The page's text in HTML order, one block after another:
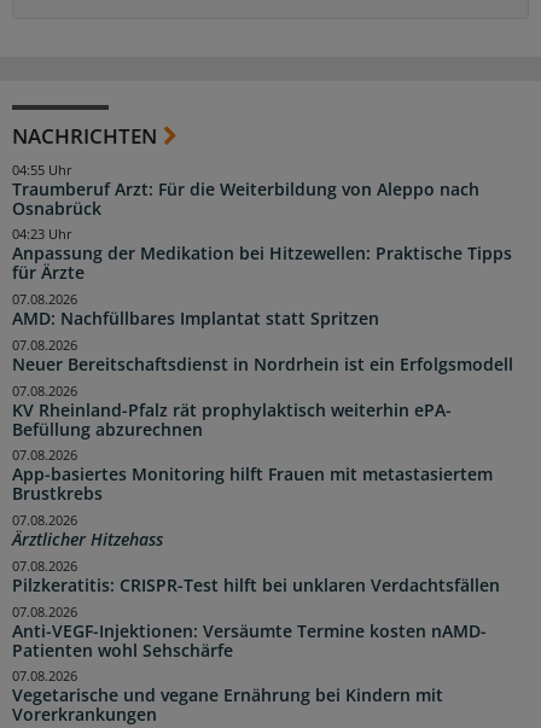
NACHRICHTEN
Traumberuf Arzt: Für die Weiterbildung von Aleppo nach
Osnabrück
04:55 Uhr
Anpassung der Medikation bei Hitzewellen: Praktische Tipps
für Ärzte
04:23 Uhr
AMD: Nachfüllbares Implantat statt Spritzen
07.08.2026
Neuer Bereitschaftsdienst in Nordrhein ist ein Erfolgsmodell
07.08.2026
KV Rheinland-Pfalz rät prophylaktisch weiterhin ePA-
Befüllung abzurechnen
07.08.2026
App-basiertes Monitoring hilft Frauen mit metastasiertem
Brustkrebs
07.08.2026
Ärztlicher Hitzehass
07.08.2026
Pilzkeratitis: CRISPR-Test hilft bei unklaren Verdachtsfällen
07.08.2026
Anti-VEGF-Injektionen: Versäumte Termine kosten nAMD-
Patienten wohl Sehschärfe
07.08.2026
Vegetarische und vegane Ernährung bei Kindern mit
Vorerkrankungen
07.08.2026